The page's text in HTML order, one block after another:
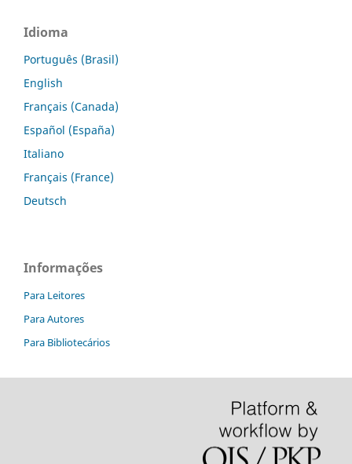
Idioma
Português (Brasil)
English
Français (Canada)
Español (España)
Italiano
Français (France)
Deutsch
Informações
Para Leitores
Para Autores
Para Bibliotecários